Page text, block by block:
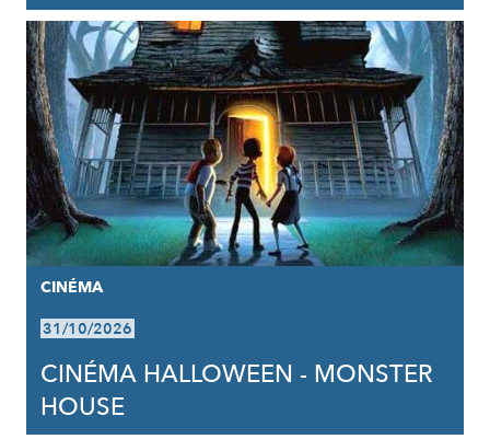
CINÉMA
31/10/2026
CINÉMA HALLOWEEN - MONSTER
HOUSE